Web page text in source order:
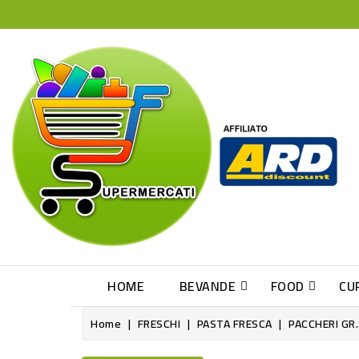
HOME BEVANDE FOOD
Home FRESCHI PASTA FRESCA PACCHERI